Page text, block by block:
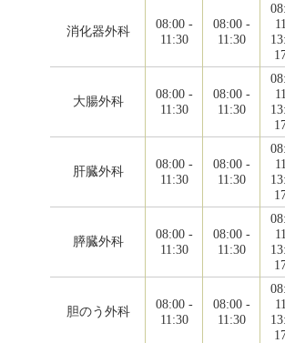
消化器外科
08:00 -
11:30
08:00 -
11:30
大腸外科
08:00 -
11:30
08:00 -
11:30
肝臓外科
08:00 -
11:30
08:00 -
11:30
膵臓外科
08:00 -
11:30
08:00 -
11:30
胆のう外科
08:00 -
11:30
08:00 -
11:30